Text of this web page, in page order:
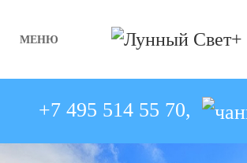
Skip to main content
МЕНЮ
+7 495 514 55 70,